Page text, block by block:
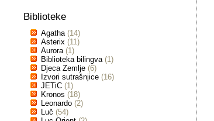
Biblioteke
Agatha (14)
Asterix (11)
Aurora (1)
Biblioteka bilingva (1)
Djeca Zemlje (6)
Izvori sutrašnjice (16)
JETiC (1)
Kronos (18)
Leonardo (2)
Luč (54)